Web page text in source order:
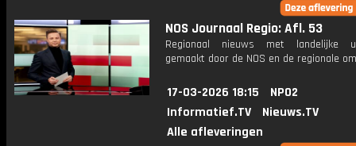
NOS Journaal Regio: Afl. 53
Regionaal nieuws met landelijke
gemaakt door de NOS en de regionale
17-03-2026 18:15
NPO2
Informatief.TV
Nieuws.TV
Alle afleveringen